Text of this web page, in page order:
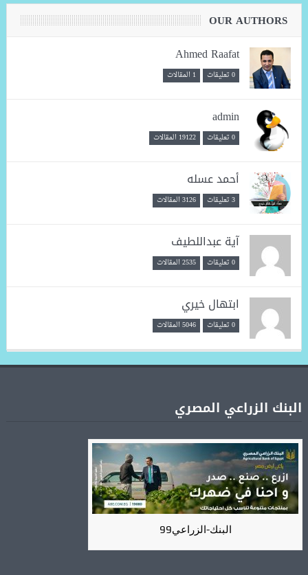
OUR AUTHORS
Ahmed Raafat
0 تعليقات 1 المقالات
admin
0 تعليقات 19122 المقالات
أحمد عسله
3 تعليقات 3126 المقالات
آية عبداللطيف
0 تعليقات 2535 المقالات
ابتهال خيري
0 تعليقات 5046 المقالات
البنك الزراعي المصري
البنك-الزراعي99